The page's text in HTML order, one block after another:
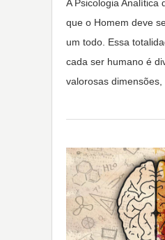
A Psicologia Analítica
que o Homem deve
um todo. Essa
cada ser humano é
valorosas dimensões,